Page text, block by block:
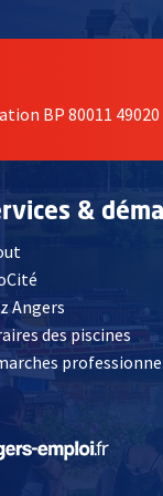
BP 80011 49020
&
Angers , Ouvre une
des piscines
fenêtre ,